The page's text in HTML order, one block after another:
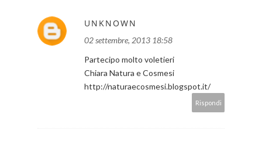
UNKNOWN
02 settembre, 2013 18:58
Partecipo molto voletieri
Chiara Natura e Cosmesi
http://naturaecosmesi.blogspot.it/
Rispondi